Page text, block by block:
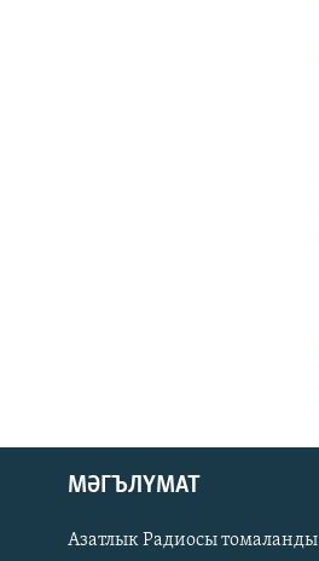
ӘЙДӘ ONLINE
МӘГЪЛҮМАТ
Азатлык Радиосы томаланды